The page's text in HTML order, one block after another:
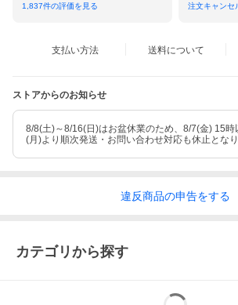
1,837件の評価を見る 注文キャンセ
支払い方法 送料について
ストアからのお知らせ
8/8(土)～8/16(日)はお盆休業のため、8/7(金) 15時
(月)より順次発送・お問い合わせ対応も休止となり
違反商品の申告をする
カテゴリから探す